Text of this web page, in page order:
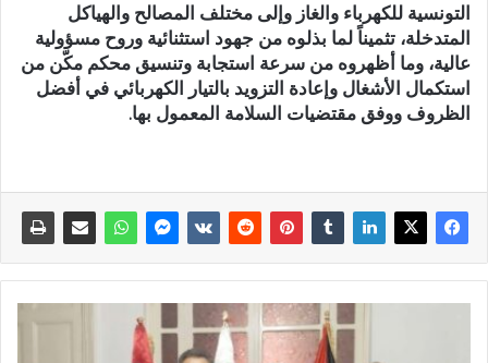
التونسية للكهرباء والغاز وإلى مختلف المصالح والهياكل
المتدخلة، تثميناً لما بذلوه من جهود استثنائية وروح مسؤولية
عالية، وما أظهروه من سرعة استجابة وتنسيق محكم مكّن من
استكمال الأشغال وإعادة التزويد بالتيار الكهربائي في أفضل
الظروف ووفق مقتضيات السلامة المعمول بها.